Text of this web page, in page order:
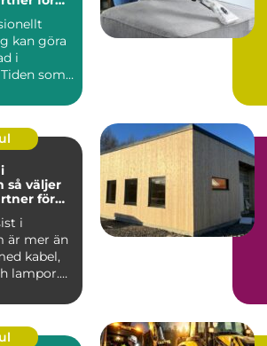
kan göra
i
som
för
i
är mer än
kabel,
lampor.